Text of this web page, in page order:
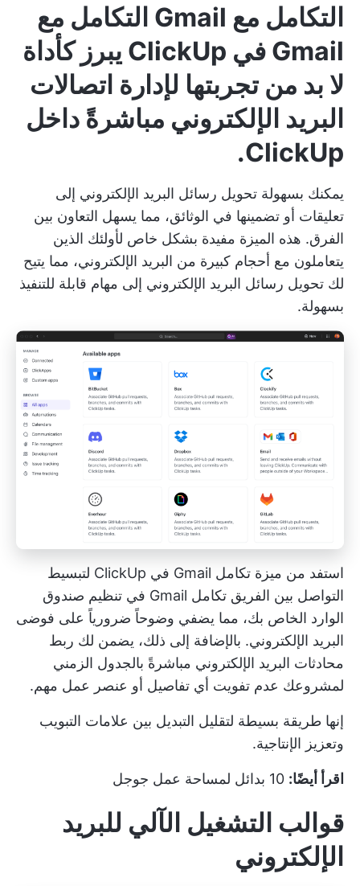
التكامل مع Gmail
التكامل مع
Gmail في ClickUp
يبرز كأداة
لا بد من تجربتها لإدارة اتصالات
البريد الإلكتروني مباشرةً داخل
ClickUp.
يمكنك بسهولة تحويل رسائل البريد الإلكتروني إلى
تعليقات أو تضمينها في الوثائق، مما يسهل التعاون بين
الفرق. هذه الميزة مفيدة بشكل خاص لأولئك الذين
يتعاملون مع أحجام كبيرة من البريد الإلكتروني، مما يتيح
لك تحويل رسائل البريد الإلكتروني إلى مهام قابلة للتنفيذ
بسهولة.
استفد من ميزة تكامل Gmail في ClickUp لتبسيط
التواصل بين الفريق تكامل Gmail
في تنظيم صندوق
الوارد الخاص بك، مما يضفي وضوحاً ضرورياً على فوضى
البريد الإلكتروني. بالإضافة إلى ذلك، يضمن لك ربط
محادثات البريد الإلكتروني مباشرةً بالجدول الزمني
لمشروعك عدم تفويت أي تفاصيل أو عنصر عمل مهم.
إنها طريقة بسيطة لتقليل التبديل بين علامات التبويب
وتعزيز الإنتاجية.
اقرأ أيضًا: 10 بدائل لمساحة عمل جوجل
قوالب التشغيل الآلي للبريد
الإلكتروني